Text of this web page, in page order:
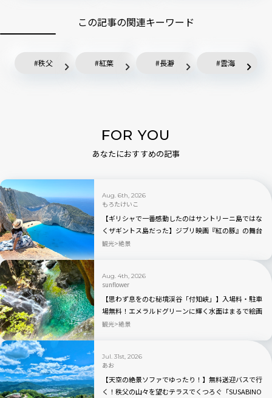
この記事の関連キーワード
秩父 紅葉 長瀞 雲海
FOR YOU
あなたにおすすめの記事
Aug. 6th, 2026
もろたけいこ
【ギリシャで一番感動したのはサントリーニ島ではな
くザギントス島だった】ジブリ映画『紅の豚』の舞台
と言われるナヴァイオビーチ観光のベストの時間帯
観光 絶景
Aug. 4th, 2026
sunflower
【思わず息をのむ秘境渓谷「付知峡」】入場料・駐車
場無料！エメラルドグリーンに輝く水面はまるで絵画
のよう｜岐阜県中津川市
観光 絶景
Jul. 31st, 2026
あお
【天空の絶景ソファでゆったり！】無料送迎バスで行
く！秩父の山々を望むテラスでくつろぐ「SUSABINO